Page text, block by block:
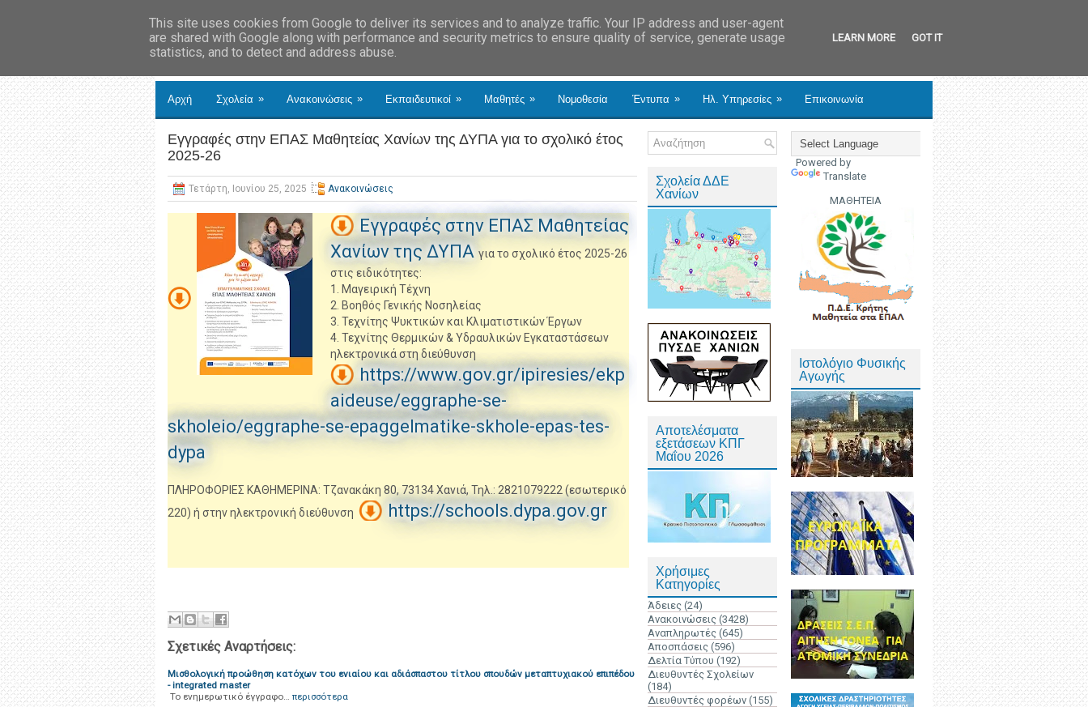
Αρχή Σχολεία » Ανακοινώσεις » Εκπαιδευτικοί » Μαθητές » Νομοθεσία Έντυπα » Ηλ. Υπηρεσίες » Επικοινωνία
Εγγραφές στην ΕΠΑΣ Μαθητείας Χανίων της ΔΥΠΑ για το σχολικό έτος
2025-26
Τετάρτη, Ιουνίου 25, 2025 Ανακοινώσεις
Εγγραφές στην ΕΠΑΣ Μαθητείας
Χανίων της ΔΥΠΑ για το σχολικό έτος 2025-26
στις ειδικότητες:
1. Μαγειρική Τέχνη
2. Βοηθός Γενικής Νοσηλείας
3. Τεχνίτης Ψυκτικών και Κλιματιστικών Έργων
4. Τεχνίτης Θερμικών & Υδραυλικών Εγκαταστάσεων
ηλεκτρονικά στη διεύθυνση
https://www.gov.gr/ipiresies/ekp
aideuse/eggraphe-se-
skholeio/eggraphe-se-epaggelmatike-skhole-epas-tes-
dypa
ΠΛΗΡΟΦΟΡΙΕΣ ΚΑΘΗΜΕΡΙΝΑ: Τζανακάκη 80, 73134 Χανιά, Τηλ.: 2821079222 (εσωτερικό
220) ή στην ηλεκτρονική διεύθυνση
https://schools.dypa.gov.gr
Σχετικές Αναρτήσεις:
Μισθολογική προώθηση κατόχων του ενιαίου και αδιάσπαστου τίτλου σπουδών μεταπτυχιακού επιπέδου
- integrated master
Το ενημερωτικό έγγραφο… περισσότερα
Σχολεία ΔΔΕ
Χανίων
Αποτελέσματα
εξετάσεων ΚΠΓ
Μαΐου 2026
Χρήσιμες
Κατηγορίες
Άδειες (24)
Ανακοινώσεις (3428)
Αναπληρωτές (645)
Αποσπάσεις (596)
Δελτία Τύπου (192)
Διευθυντές Σχολείων
(184)
Διευθυντές φορέων (155)
Powered by
Translate
ΜΑΘΗΤΕΙΑ
Ιστολόγιο Φυσικής
Αγωγής
This site uses cookies from Google to deliver its services and to analyze traffic. Your IP address and user-agent
are shared with Google along with performance and security metrics to ensure quality of service, generate usage
statistics, and to detect and address abuse.
LEARN MORE GOT IT